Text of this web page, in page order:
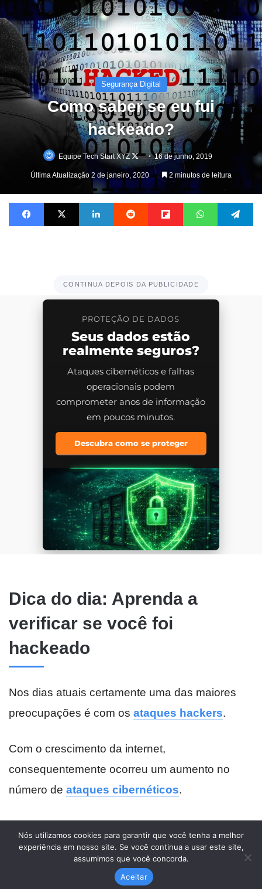
Nós utilizamos cookies para garantir que você tenha a melhor
experiência em nosso site. Se você continua a usar este site,
assumimos que você concorda.
Aceitar